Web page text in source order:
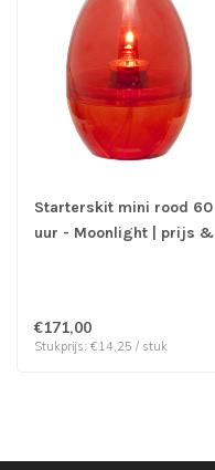
Starterskit mini rood 60
uur - Moonlight | prijs &
€171,00
Stukprijs: €14,25 / stuk